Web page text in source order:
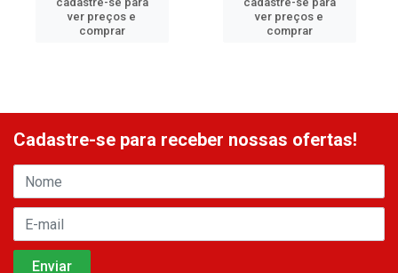
ver preços e
comprar
ver preços e
comprar
Cadastre-se para receber nossas ofertas!